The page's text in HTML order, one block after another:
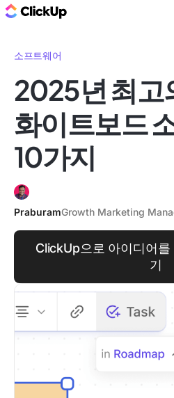
소프트웨어
2025년 최고
화이트보드
10가지
PraburamGrowth Marketing
ClickUp으로 아이디어
기